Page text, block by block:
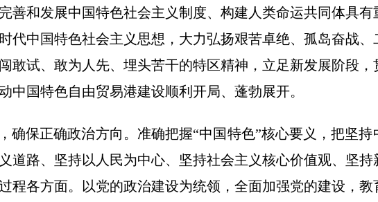
善和发展中国特色社会主义制度、构建人类命运共同体具有
代中国特色社会主义思想，大力弘扬艰苦卓绝、孤岛奋战、
敢试、敢为人先、埋头苦干的特区精神，立足新发展阶段，
中国特色自由贸易港建设顺利开局、蓬勃展开。
确保正确政治方向。准确把握“中国特色”核心要义，把坚持
道路、坚持以人民为中心、坚持社会主义核心价值观、坚持
程各方面。以党的政治建设为统领，全面加强党的建设，教